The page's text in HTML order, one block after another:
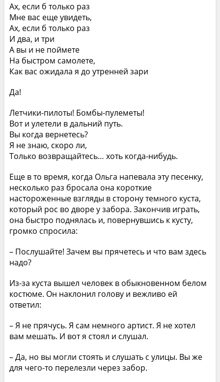
Ах, если б только раз
Мне вас еще увидеть,
Ах, если б только раз
И два, и три
А вы и не поймете
На быстром самолете,
Как вас ожидала я до утренней зари
Да!
Летчики-пилоты! Бомбы-пулеметы!
Вот и улетели в дальний путь.
Вы когда вернетесь?
Я не знаю, скоро ли,
Только возвращайтесь… хоть когда-нибудь.
Еще в то время, когда Ольга напевала эту песенку,
несколько раз бросала она короткие
настороженные взгляды в сторону темного куста,
который рос во дворе у забора. Закончив играть,
она быстро поднялась и, повернувшись к кусту,
громко спросила:
– Послушайте! Зачем вы прячетесь и что вам здесь
надо?
Из-за куста вышел человек в обыкновенном белом
костюме. Он наклонил голову и вежливо ей
ответил:
– Я не прячусь. Я сам немного артист. Я не хотел
вам мешать. И вот я стоял и слушал.
– Да, но вы могли стоять и слушать с улицы. Вы же
для чего-то перелезли через забор.